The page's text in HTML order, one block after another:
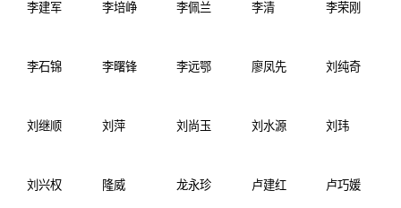
李建军 李培峥 李佩兰 李清 李荣刚
李石锦 李曙锋 李远鄂 廖凤先 刘纯奇
刘继顺 刘萍 刘尚玉 刘水源 刘玮
刘兴权 隆威 龙永珍 卢建红 卢巧媛